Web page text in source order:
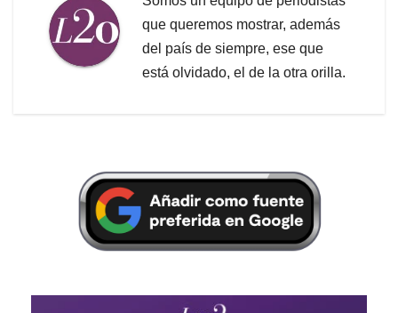
que queremos mostrar, además
del país de siempre, ese que
está olvidado, el de la otra orilla.